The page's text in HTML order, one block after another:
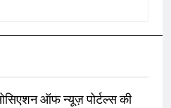
ऑफ न्यूज़ पोर्टल्स की